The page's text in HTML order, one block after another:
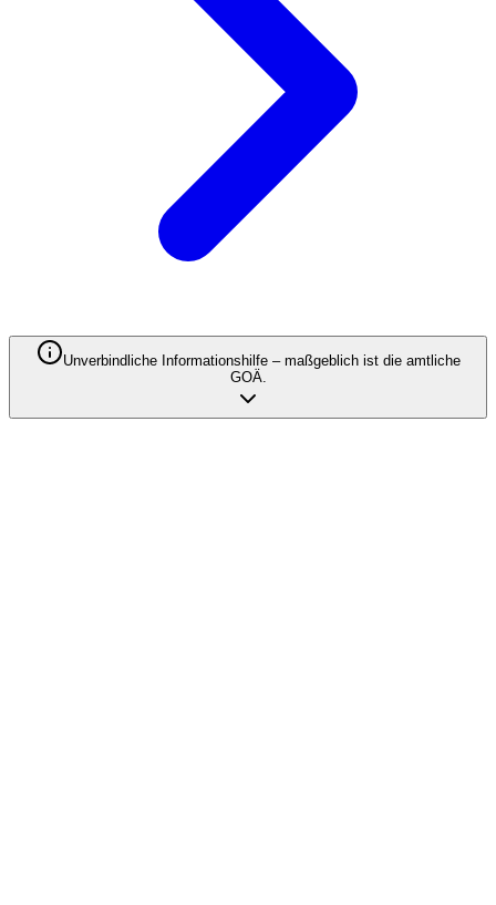
Unverbindliche Informationshilfe – maßgeblich ist die amtliche
GOÄ.